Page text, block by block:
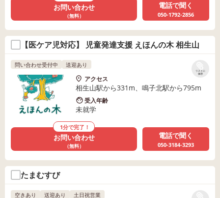
お問い合わせ
（無料）
電話で聞く
050-1792-2856
【医ケア児対応】 児童発達支援 えほんの木 相生山
リストに
保存
問い合わせ受付中 送迎あり
アクセス
相生山駅から331m、鳴子北駅から795m
受入年齢
未就学
1分で完了！
お問い合わせ
（無料）
電話で聞く
050-3184-3293
たまむすび
空きあり 送迎あり 土日祝営業